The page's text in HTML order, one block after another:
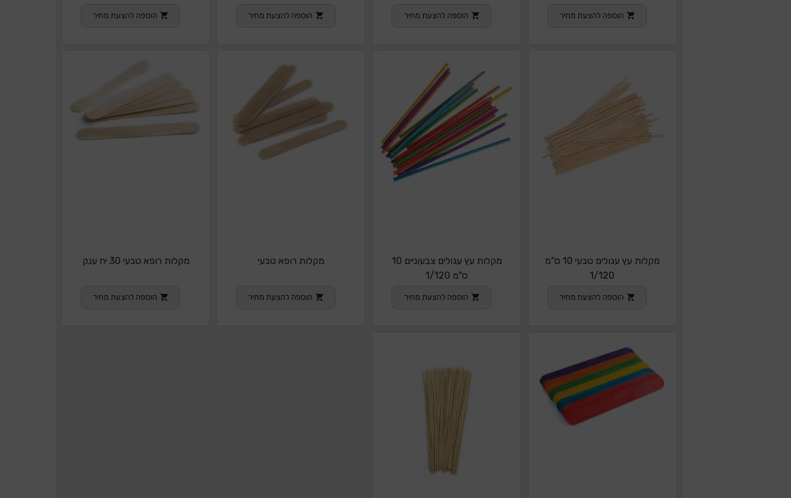
הוספה להצעת מחיר הוספה להצעת מחיר הוספה להצעת מחיר הוספה להצעת מחיר
מקלות עץ עגולים טבעי 10 ס"מ
1/120
הוספה להצעת מחיר
מקלות עץ עגולים צבעוניים 10
ס"מ 1/120
הוספה להצעת מחיר
מקלות רופא טבעי
הוספה להצעת מחיר
מקלות רופא טבעי 30 יח ענק
הוספה להצעת מחיר